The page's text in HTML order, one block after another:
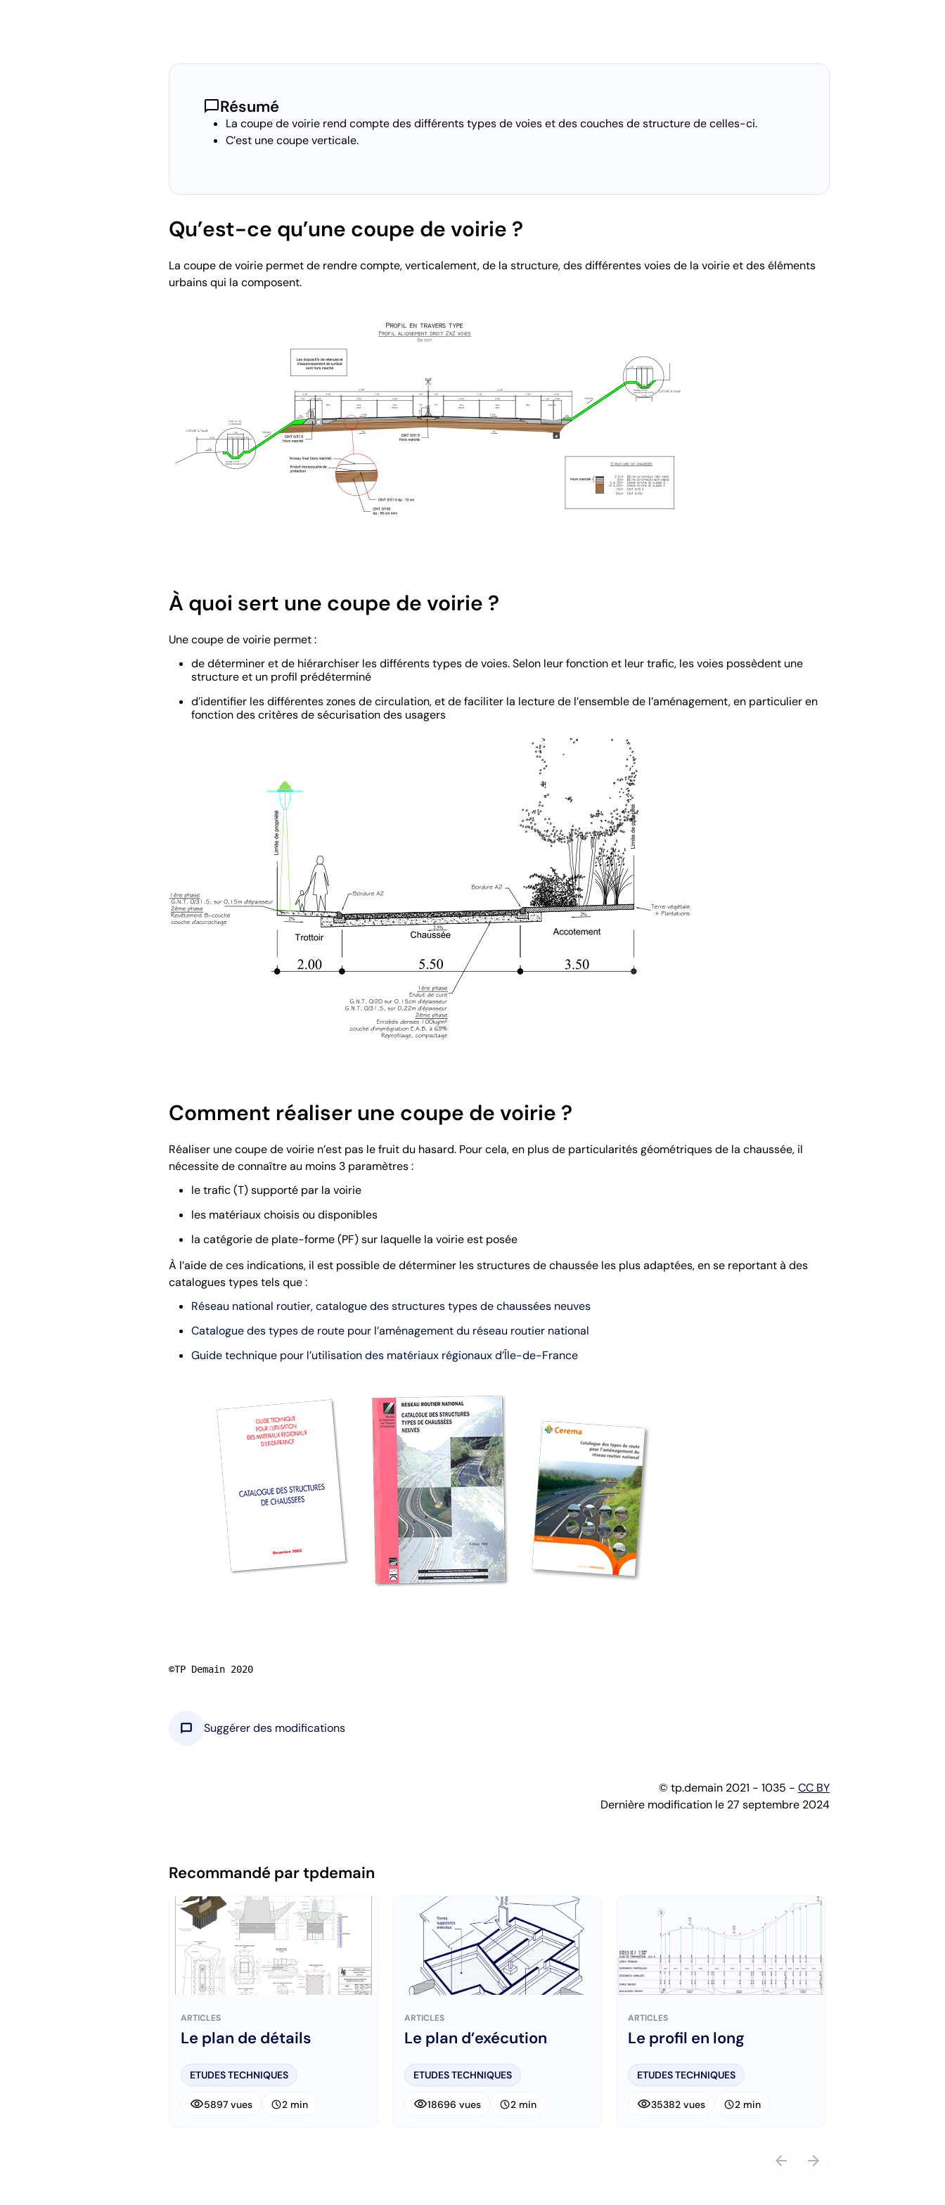
chat_bubbleRésumé
La coupe de voirie rend compte des différents types de voies et des couches de structure de celles-ci.
C’est une coupe verticale.
Qu’est-ce qu’une coupe de voirie ?
La coupe de voirie permet de rendre compte, verticalement, de la structure, des différentes voies de la voirie et des éléments
urbains qui la composent.
À quoi sert une coupe de voirie ?
Une coupe de voirie permet :
de déterminer et de hiérarchiser les différents types de voies. Selon leur fonction et leur trafic, les voies possèdent une
structure et un profil prédéterminé
d’identifier les différentes zones de circulation, et de faciliter la lecture de l’ensemble de l’aménagement, en particulier en
fonction des critères de sécurisation des usagers
Comment réaliser une coupe de voirie ?
Réaliser une coupe de voirie n’est pas le fruit du hasard. Pour cela, en plus de particularités géométriques de la chaussée, il
nécessite de connaître au moins 3 paramètres :
le trafic (T) supporté par la voirie
les matériaux choisis ou disponibles
la catégorie de plate-forme (PF) sur laquelle la voirie est posée
À l’aide de ces indications, il est possible de déterminer les structures de chaussée les plus adaptées, en se reportant à des
catalogues types tels que :
Réseau national routier, catalogue des structures types de chaussées neuves
Catalogue des types de route pour l’aménagement du réseau routier national
Guide technique pour l’utilisation des matériaux régionaux d’Île-de-France
©TP Demain 2020
chat_bubble Suggérer des modifications
© tp.demain 2021 - 1035 - CC BY
Dernière modification le 27 septembre 2024
Recommandé par tpdemain
ARTICLES
Le plan de détails
ETUDES TECHNIQUES
visibility5897 vues schedule2 min
ARTICLES
Le plan d’exécution
ETUDES TECHNIQUES
visibility18696 vues schedule2 min
ARTICLES
Le profil en long
ETUDES TECHNIQUES
visibility35382 vues schedule2 min
arrow_back arrow_forward